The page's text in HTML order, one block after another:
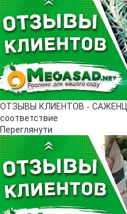
ОТЗЫВЫ КЛИЕНТОВ -
соответствие
Переглянути